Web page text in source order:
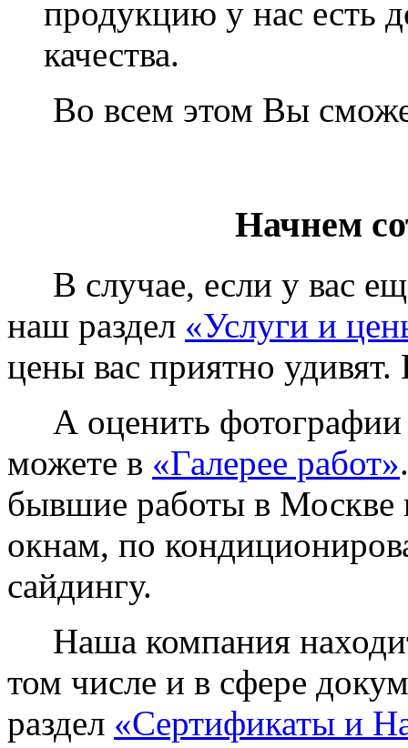
продукцию у нас есть
качества.
Во всем этом Вы
Начнем
В случае, если у вас
наш раздел «Услуги и
цены вас приятно
А оценить фотографии
можете в «Галерее работ»
бывшие работы в Москве
окнам, по
сайдингу.
Наша компания
том числе и в сфере
раздел «Сертификаты и